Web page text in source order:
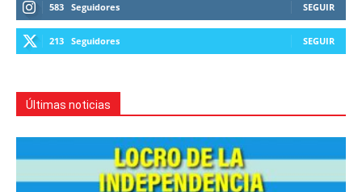
583 Seguidores SEGUIR
213 Seguidores SEGUIR
Últimas noticias